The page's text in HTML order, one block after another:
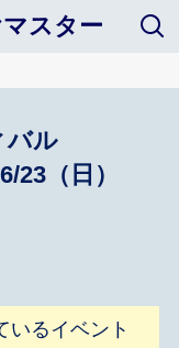
スター
バル
（日）
いるイベント